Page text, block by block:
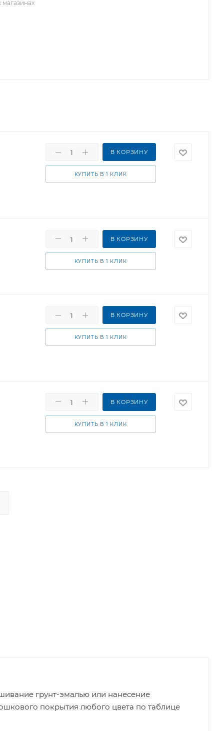
магазинах
В КОРЗИНУ
КУПИТЬ В 1 КЛИК
В КОРЗИНУ
КУПИТЬ В 1 КЛИК
В КОРЗИНУ
КУПИТЬ В 1 КЛИК
В КОРЗИНУ
КУПИТЬ В 1 КЛИК
грунт-эмалью или нанесение
покрытия любого цвета по таблице